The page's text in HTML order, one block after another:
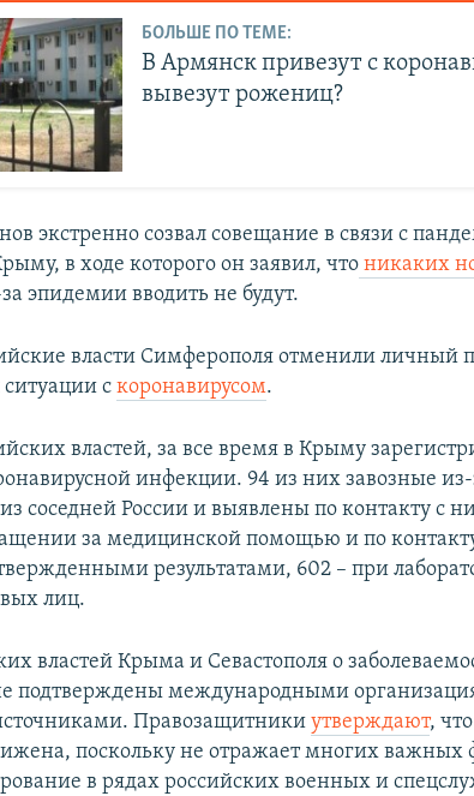
БОЛЬШЕ ПО ТЕМЕ:
В Армянск привезут с
вывезут рожениц?
экстренно созвал совещание в связи с
в ходе которого он заявил, что никаких
эпидемии вводить не будут.
власти Симферополя отменили личный
скоронавирусом.
властей, за все время в Крыму
инфекции. 94 из них завозные
соседней России и выявлены по контакту с
за медицинской помощью и по
результатами, 602 – при
лиц.
властей Крыма и Севастополя о
подтверждены международными
Правозащитникиутверждают,
поскольку не отражает многих важных
в рядах российских военных и